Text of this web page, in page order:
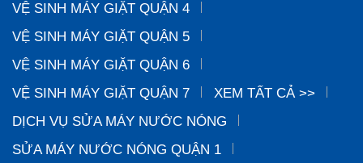
VỆ SINH MÁY GIẶT QUẬN 4
VỆ SINH MÁY GIẶT QUẬN 5
VỆ SINH MÁY GIẶT QUẬN 6
VỆ SINH MÁY GIẶT QUẬN 7
XEM TẤT CẢ >>
DỊCH VỤ SỬA MÁY NƯỚC NÓNG
SỬA MÁY NƯỚC NÓNG QUẬN 1